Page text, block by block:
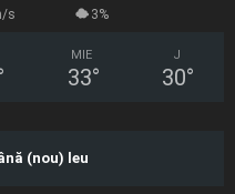
s 3%
MIE
33°
J
30°
(nou) leu